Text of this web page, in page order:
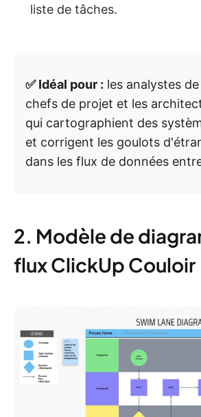
liste de tâches.
✅ Idéal pour : les analystes
chefs de projet et les
qui cartographient des
et corrigent les goulots
dans les flux de données
2. Modèle de
flux ClickUp Couloir